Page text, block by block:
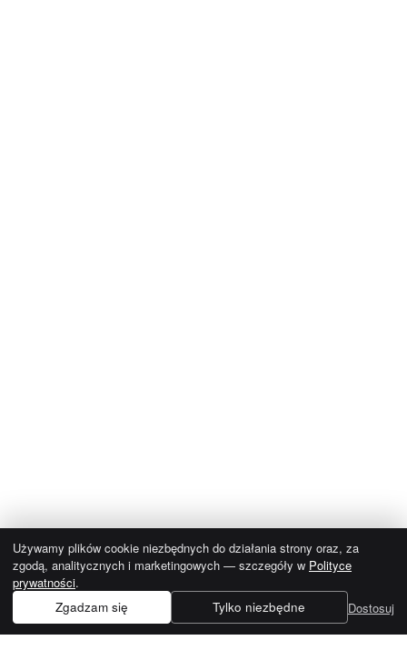
Używamy plików cookie niezbędnych do działania strony oraz, za
zgodą, analitycznych i marketingowych — szczegóły w Polityce
prywatności.
Zgadzam się
Tylko niezbędne Dostosuj